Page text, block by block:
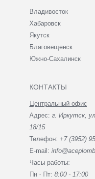
Владивосток
Хабаровск
Якутск
Благовещенск
Южно-Сахалинск
КОНТАКТЫ
Центральный офис
Адрес: г. Иркутск,
18/15
Телефон: +7 (3952)
E-mail:
Часы работы:
Пн - Пт: 8:00 - 17:00